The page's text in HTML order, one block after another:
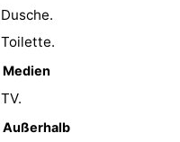
Dusche.
Toilette.
Medien
TV.
Außerhalb